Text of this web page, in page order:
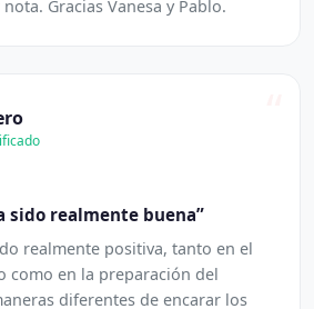
Gracias Vanesa y Pablo.
sido realmente buena”
realmente positiva, tanto en el
como en la preparación del
diferentes de encarar los